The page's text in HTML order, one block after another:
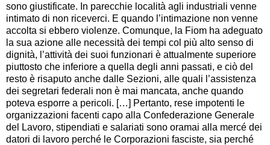
sono giustificate. In parecchie località agli industriali venne
intimato di non riceverci. E quando l’intimazione non venne
accolta si ebbero violenze. Comunque, la Fiom ha adeguato
la sua azione alle necessità dei tempi col più alto senso di
dignità, l’attività dei suoi funzionari è attualmente superiore
piuttosto che inferiore a quella degli anni passati, e ciò del
resto è risaputo anche dalle Sezioni, alle quali l’assistenza
dei segretari federali non è mai mancata, anche quando
poteva esporre a pericoli. […] Pertanto, rese impotenti le
organizzazioni facenti capo alla Confederazione Generale
del Lavoro, stipendiati e salariati sono oramai alla mercé dei
datori di lavoro perché le Corporazioni fasciste, sia perché